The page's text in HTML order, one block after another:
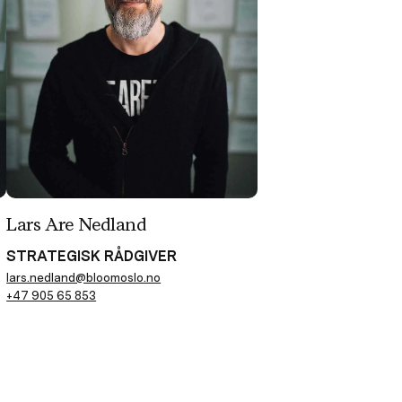
Lars Are Nedland
STRATEGISK RÅDGIVER
lars.nedland@bloomoslo.no
+47 905 65 853